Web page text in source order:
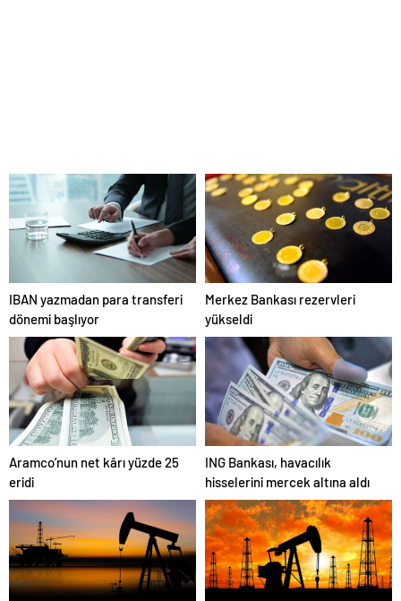
IBAN yazmadan para transferi
dönemi başlıyor
Merkez Bankası rezervleri
yükseldi
Aramco’nun net kârı yüzde 25
eridi
ING Bankası, havacılık
hisselerini mercek altına aldı